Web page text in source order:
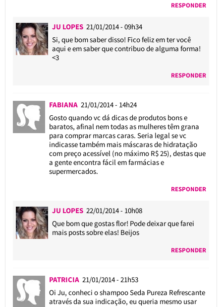
RESPONDER
JU LOPES 21/01/2014 - 09h34
Si, que bom saber disso! Fico feliz em ter você
aqui e em saber que contribuo de alguma forma!
<3
RESPONDER
FABIANA 21/01/2014 - 14h24
Gosto quando vc dá dicas de produtos bons e
baratos, afinal nem todas as mulheres têm grana
para comprar marcas caras. Seria legal se vc
indicasse também mais máscaras de hidratação
com preço acessível (no máximo R$ 25), destas que
a gente encontra fácil em farmácias e
supermercados.
RESPONDER
JU LOPES 22/01/2014 - 10h08
Que bom que gostas flor! Pode deixar que farei
mais posts sobre elas! Beijos
RESPONDER
PATRICIA 21/01/2014 - 21h53
Oi Ju, conheci o shampoo Seda Pureza Refrescante
através da sua indicação, eu queria mesmo usar